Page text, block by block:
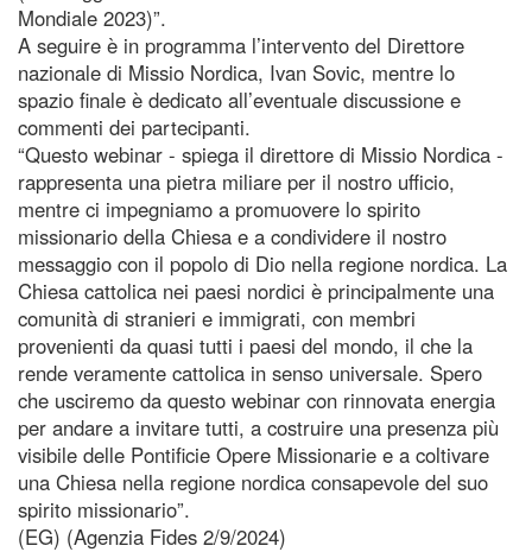
Mondiale 2023)”.
A seguire è in programma l’intervento del Direttore
nazionale di Missio Nordica, Ivan Sovic, mentre lo
spazio finale è dedicato all’eventuale discussione e
commenti dei partecipanti.
“Questo webinar - spiega il direttore di Missio Nordica -
rappresenta una pietra miliare per il nostro ufficio,
mentre ci impegniamo a promuovere lo spirito
missionario della Chiesa e a condividere il nostro
messaggio con il popolo di Dio nella regione nordica. La
Chiesa cattolica nei paesi nordici è principalmente una
comunità di stranieri e immigrati, con membri
provenienti da quasi tutti i paesi del mondo, il che la
rende veramente cattolica in senso universale. Spero
che usciremo da questo webinar con rinnovata energia
per andare a invitare tutti, a costruire una presenza più
visibile delle Pontificie Opere Missionarie e a coltivare
una Chiesa nella regione nordica consapevole del suo
spirito missionario”.
(EG) (Agenzia Fides 2/9/2024)